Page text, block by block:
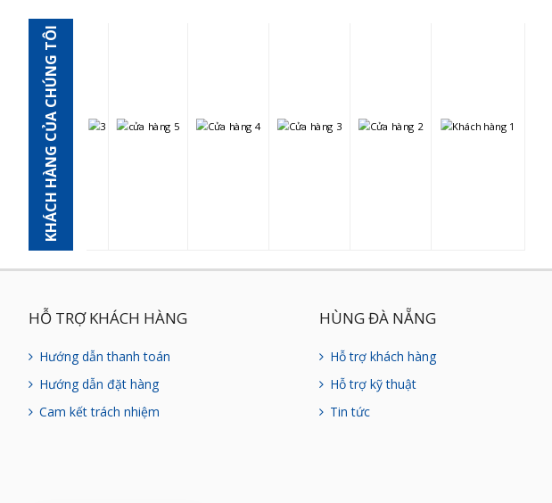
KHÁCH HÀNG CỦA CHÚNG TÔI
HỖ TRỢ KHÁCH HÀNG
Hướng dẫn thanh toán
Hướng dẫn đặt hàng
Cam kết trách nhiệm
HÙNG ĐÀ NẴNG
Hỗ trợ khách hàng
Hỗ trợ kỹ thuật
Tin tức